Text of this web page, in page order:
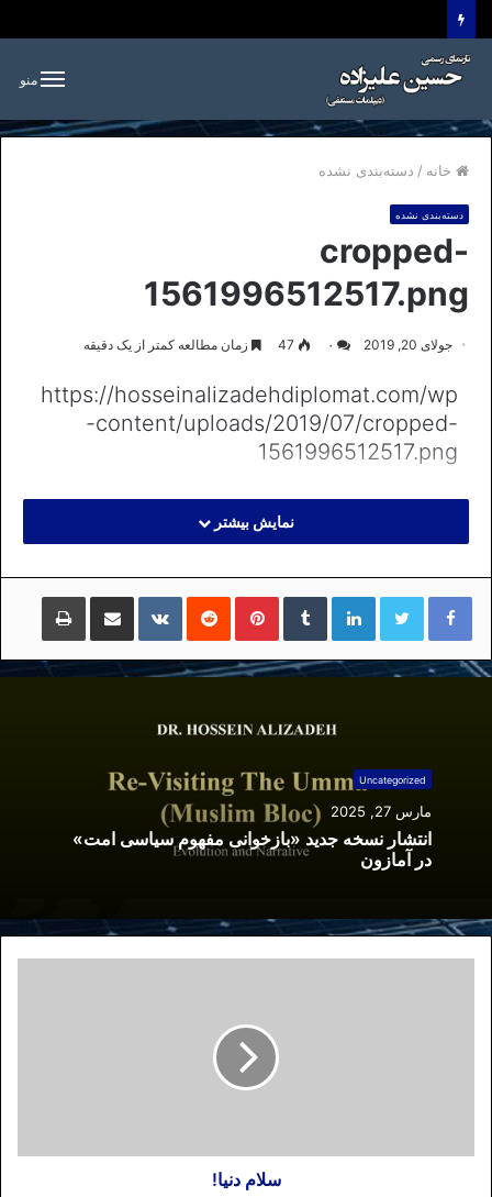
منو
خانه / دسته‌بندی نشده
دسته‌بندی نشده
cropped-
1561996512517.png
جولای 20, 2019 ۰ 47 زمان مطالعه کمتر از یک دقیقه
https://hosseinalizadehdiplomat.com/wp
-content/uploads/2019/07/cropped-
1561996512517.png
نمایش بیشتر
لینکداینتامبلر پینتریستReddit
VKontakte
اشتراک گذاری با ایمیل چاپ
Uncategorized
مارس 27, 2025
انتشار نسخه جدید «بازخوانی مفهوم سیاسی امت»
در آمازون
سلام دنیا!